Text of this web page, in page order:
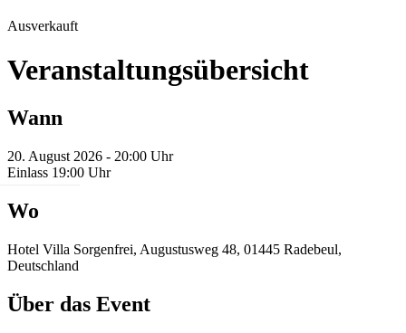
Ausverkauft
Veranstaltungsübersicht
Wann
20. August 2026 - 20:00 Uhr
Einlass 19:00 Uhr
Wo
Hotel Villa Sorgenfrei, Augustusweg 48, 01445 Radebeul,
Deutschland
Über das Event